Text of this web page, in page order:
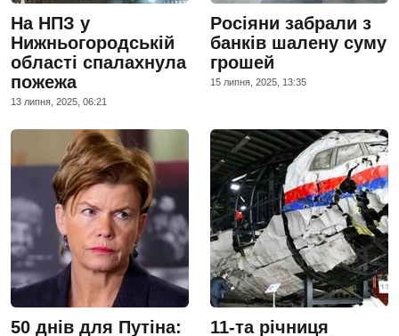
На НПЗ у
Нижньогородській
області спалахнула
пожежа
13 липня, 2025, 06:21
Росіяни забрали з
банків шалену суму
грошей
15 липня, 2025, 13:35
50 днів для Путіна:
11-та річниця